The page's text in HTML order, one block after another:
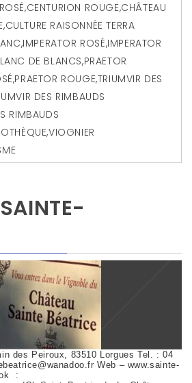
,CENTURION ROUGE,CHÂTEAU
,CULTURE RAISONNÉE TERRA
,IMPERATOR ROSÉ,IMPERATOR
DE BLANCS,PRAETOR
,PRAETOR ROUGE,TRIUMVIR DES
DES RIMBAUDS
RIMBAUDS
,VIOGNIER
des Peiroux, 83510 Lorgues Tel. : 04
Web – www.sainte-
: